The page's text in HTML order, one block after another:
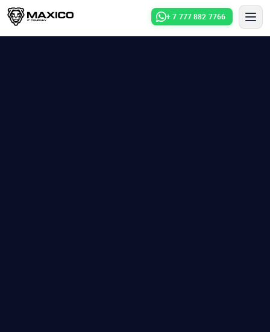
+ 7 777 882 7766